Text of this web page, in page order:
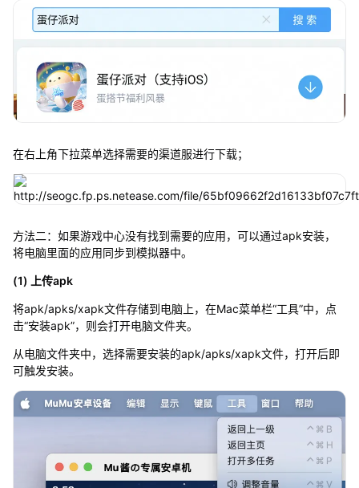
在右上角下拉菜单选择需要的渠道服进行下载；
方法二：如果游戏中心没有找到需要的应用，可以通过apk安装，
将电脑里面的应用同步到模拟器中。
(1) 上传apk
将apk/apks/xapk文件存储到电脑上，在Mac菜单栏“工具”中，点
击“安装apk”，则会打开电脑文件夹。
从电脑文件夹中，选择需要安装的apk/apks/xapk文件，打开后即
可触发安装。